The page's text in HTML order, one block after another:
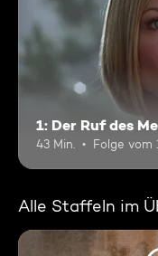
1: Der Ruf des
43 Min. Folge vom
Alle Staffeln im